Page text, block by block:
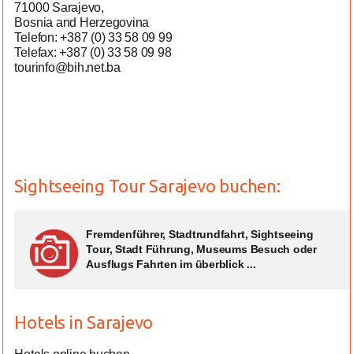
71000 Sarajevo,
Bosnia and Herzegovina
Telefon: +387 (0) 33 58 09 99
Telefax: +387 (0) 33 58 09 98
tourinfo@bih.net.ba
Sightseeing Tour Sarajevo buchen:
Fremdenführer, Stadtrundfahrt, Sightseeing
Tour, Stadt Führung, Museums Besuch oder
Ausflugs Fahrten im überblick ...
Hotels in Sarajevo